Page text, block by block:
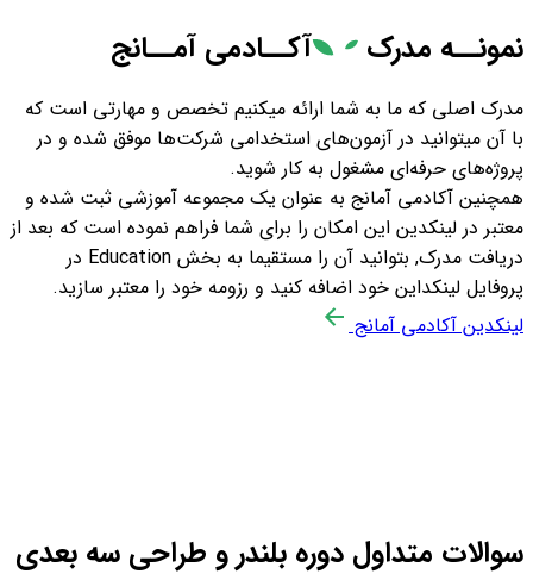
نمونــه مدرک آکــادمی آمــانج
مدرک اصلی که ما به شما ارائه میکنیم تخصص و مهارتی است که
با آن میتوانید در آزمون‌های استخدامی شرکت‌ها موفق شده و در
پروژه‌های حرفه‌ای مشغول به کار شوید.
همچنین آکادمی آمانج به عنوان یک مجموعه آموزشی ثبت شده و
معتبر در لینکدین این امکان را برای شما فراهم نموده است که بعد از
دریافت مدرک, بتوانید آن را مستقیما به بخش Education در
پروفایل لینکداین خود اضافه کنید و رزومه خود را معتبر سازید.
لینکدین آکادمی آمانج
سوالات متداول دوره بلندر و طراحی سه بعدی